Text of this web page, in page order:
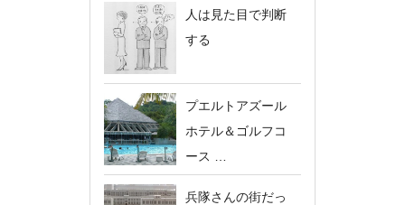
人は見た目で判断
する
プエルトアズール
ホテル＆ゴルフコ
ース …
兵隊さんの街だっ